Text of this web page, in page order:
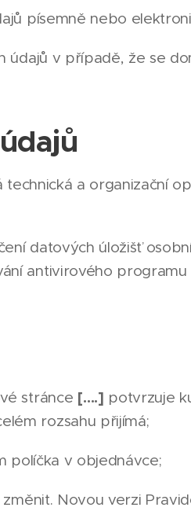
písemně nebo
údajů v případě, že se
a organizační
datových úložišť
antivirového
stránce [….] potvrzuje
rozsahu přijímá;
políčka v objednávce;
Novou verzi